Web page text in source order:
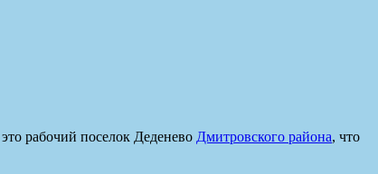
рабочий поселок Деденево Дмитровского района, что